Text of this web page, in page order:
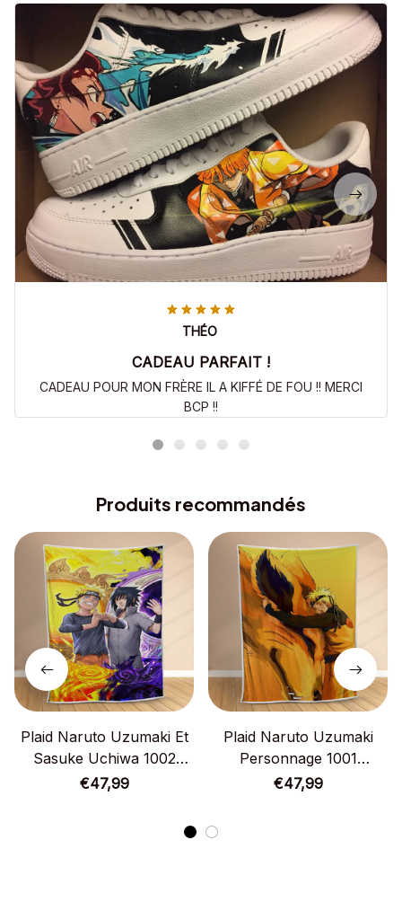
THÉO
CADEAU PARFAIT !
CADEAU POUR MON FRÈRE IL A KIFFÉ DE FOU !! MERCI
BCP !!
Produits recommandés
Plaid Naruto Uzumaki Et
Sasuke Uchiwa 1002
Couverture Polaire Plaid
€47,99
Plaid Naruto Uzumaki
Personnage 1001
Couverture Polaire Plaid
€47,99